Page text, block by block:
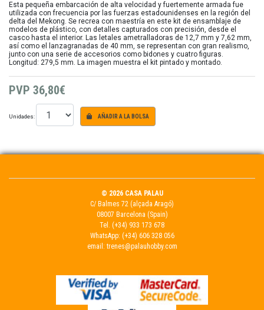
Esta pequeña embarcación de alta velocidad y fuertemente armada fue
utilizada con frecuencia por las fuerzas estadounidenses en la región del
delta del Mekong. Se recrea con maestría en este kit de ensamblaje de
modelos de plástico, con detalles capturados con precisión, desde el
casco hasta el interior. Las letales ametralladoras de 12,7 mm y 7,62 mm,
así como el lanzagranadas de 40 mm, se representan con gran realismo,
junto con una serie de accesorios como bidones y cuatro figuras.
Longitud: 279,5 mm. La imagen muestra el kit pintado y montado.
PVP 36,80€
Unidades: AÑADIR A LA BOLSA
© 2026 CASA PALAU
C/ Balmes 72 (alçada Aragó)
08007 Barcelona (Spain)
Tel. (+34) 933 173 678
WhatsApp: (+34) 606 328 056
email: trenes@palauhobby.com